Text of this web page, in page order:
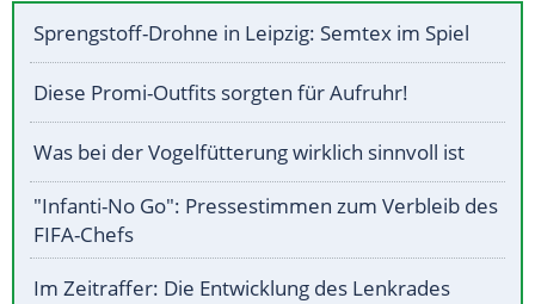
Sprengstoff-Drohne in Leipzig: Semtex im Spiel
Diese Promi-Outfits sorgten für Aufruhr!
Was bei der Vogelfütterung wirklich sinnvoll ist
"Infanti-No Go": Pressestimmen zum Verbleib des
FIFA-Chefs
Im Zeitraffer: Die Entwicklung des Lenkrades